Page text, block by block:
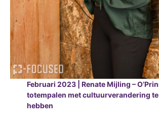
Februari 2023 | Renate Mijling –
totempalen met cultuurverandering te
hebben